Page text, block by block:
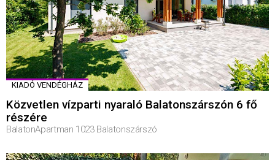
KIADÓ VENDÉGHÁZ
Közvetlen vízparti nyaraló Balatonszárszón 6 fő
részére
BalatonApartman 1023 Balatonszárszó